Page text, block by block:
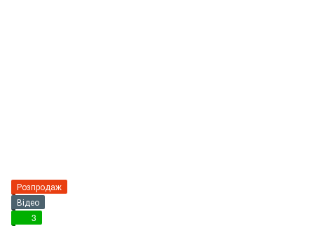
Розпродаж
Відео
3